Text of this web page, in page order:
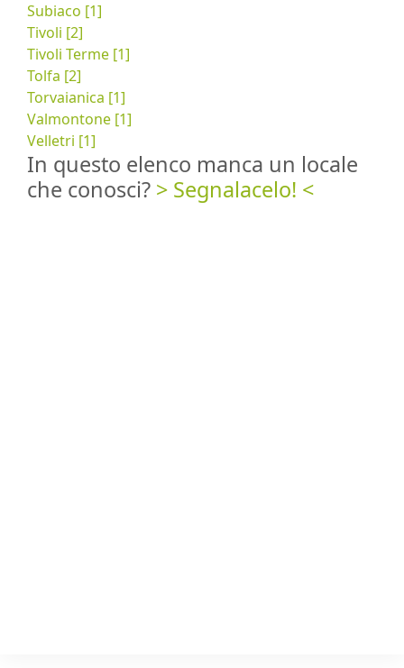
Subiaco [1]
Tivoli [2]
Tivoli Terme [1]
Tolfa [2]
Torvaianica [1]
Valmontone [1]
Velletri [1]
In questo elenco manca un locale
che conosci? > Segnalacelo! <